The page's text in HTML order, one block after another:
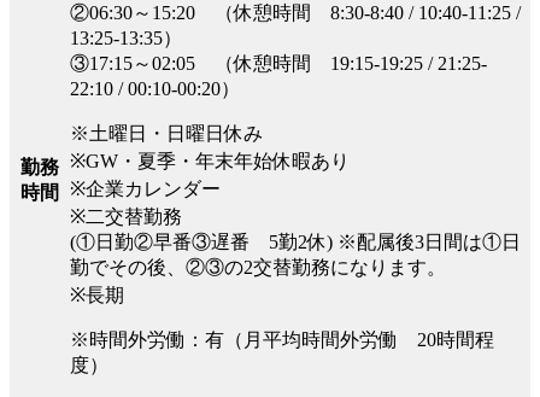
勤務
時間
②06:30～15:20 （休憩時間 8:30-8:40 / 10:40-11:25 /
13:25-13:35）
③17:15～02:05 （休憩時間 19:15-19:25 / 21:25-
22:10 / 00:10-00:20）
※土曜日・日曜日休み
※GW・夏季・年末年始休暇あり
※企業カレンダー
※二交替勤務
(①日勤②早番③遅番 5勤2休) ※配属後3日間は①日
勤でその後、②③の2交替勤務になります。
※長期
※時間外労働：有（月平均時間外労働 20時間程
度）